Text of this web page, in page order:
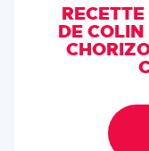
DE